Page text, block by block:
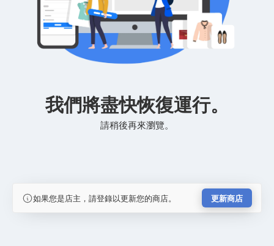
我們將盡快恢復運行。
請稍後再來瀏覽。
如果您是店主，請登錄以更新您的商店。 更新商店